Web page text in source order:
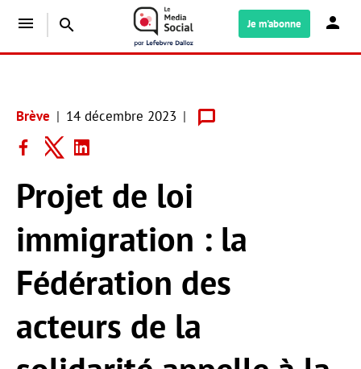
menu search Je m'abonne
Brève 14 décembre 2023
Projet de loi
immigration : la
Fédération des
acteurs de la